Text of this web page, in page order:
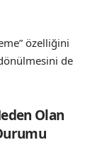
özelliğini
de
Olan